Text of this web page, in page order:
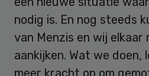
nodig is. En nog steeds
van Menzis en wij elkaar
aankijken. Wat we doen,